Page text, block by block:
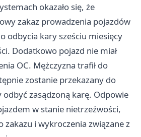
okazało się, że
zakaz prowadzenia pojazdów
odbycia kary sześciu miesięcy
Dodatkowo pojazd nie miał
OC. Mężczyzna trafił do
zostanie przekazany do
odbyć zasądzoną karę. Odpowie
w stanie nietrzeźwości,
zakazu i wykroczenia związane z